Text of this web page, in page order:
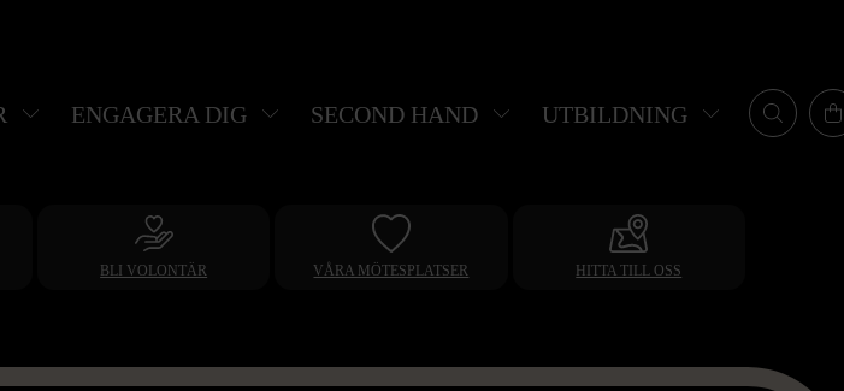
ENGAGERA DIG SECOND HAND UTBILDNING
BLI VOLONTÄR VÅRA MÖTESPLATSER HITTA TILL OSS